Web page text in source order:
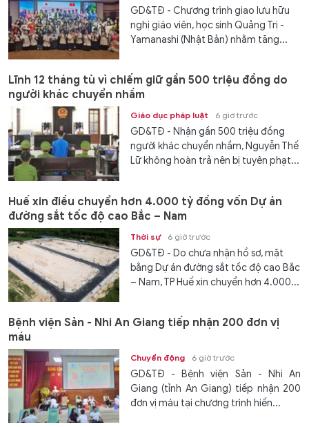
GD&TĐ - Chương trình giao lưu hữu
nghị giáo viên, học sinh Quảng Trị -
Yamanashi (Nhật Bản) nhằm tăng...
Lĩnh 12 tháng tù vì chiếm giữ gần 500 triệu đồng do
người khác chuyển nhầm
Giáo dục pháp luật 6 giờ trước
GD&TĐ - Nhận gần 500 triệu đồng
người khác chuyển nhầm, Nguyễn Thế
Lữ không hoàn trả nên bị tuyên phạt...
Huế xin điều chuyển hơn 4.000 tỷ đồng vốn Dự án
đường sắt tốc độ cao Bắc – Nam
Thời sự 6 giờ trước
GD&TĐ - Do chưa nhận hồ sơ, mặt
bằng Dự án đường sắt tốc độ cao Bắc
– Nam, TP Huế xin chuyển hơn 4.000...
Bệnh viện Sản - Nhi An Giang tiếp nhận 200 đơn vị
máu
Chuyển động 6 giờ trước
GD&TĐ - Bệnh viện Sản - Nhi An
Giang (tỉnh An Giang) tiếp nhận 200
đơn vị máu tại chương trình hiến...